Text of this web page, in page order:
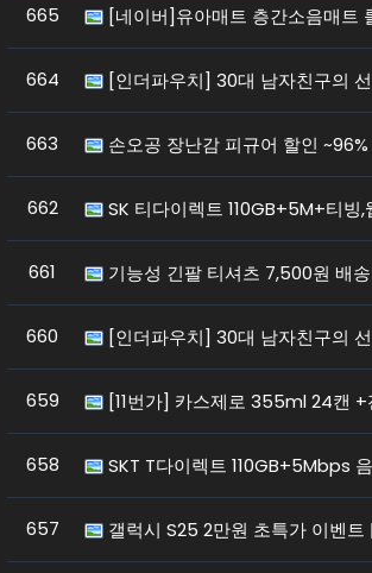
665 [네이버]유아매트 층간소음매트
664 [인더파우치] 30대 남자친구의
663 손오공 장난감 피규어 할인 ~96%
662 SK 티다이렉트 110GB+5M+티빙
661 기능성 긴팔 티셔츠 7,500원 배
660 [인더파우치] 30대 남자친구의
659 [11번가] 카스제로 355ml 24캔 +
658 SKT T다이렉트 110GB+5Mbps
657 갤럭시 S25 2만원 초특가 이벤트